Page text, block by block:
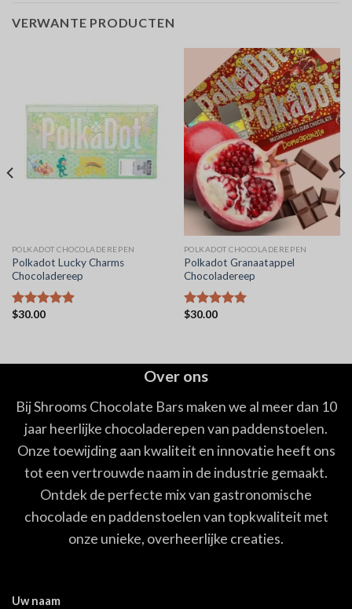
VERWANTE PRODUCTEN
POLKADOT CHOCOLADEREPEN
Polkadot Lucky Charms
Chocoladereep
Waardering
$30.00
POLKADOT CHOCOLADEREPEN
Polkadot Granaatappel
Chocoladereep
Waardering
$30.00
Over ons
Bij Shrooms Chocolate Bars maken we al meer dan 10
jaar heerlijke chocoladerepen van paddenstoelen.
Onze toewijding aan kwaliteit en innovatie heeft ons
tot een vertrouwde naam in de industrie gemaakt.
Ontdek de perfecte mix van gastronomische
chocolade en paddenstoelen van topkwaliteit met
onze unieke, overheerlijke creaties.
Uw naam